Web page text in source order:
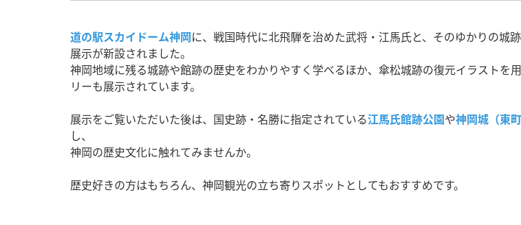
道の駅スカイドーム神岡に、戦国時代に北飛騨を治めた武将・江馬氏と、そのゆかりの城
展示が新設されました。
神岡地域に残る城跡や館跡の歴史をわかりやすく学べるほか、傘松城跡の復元イラストを
リーも展示されています。
展示をご覧いただいた後は、国史跡・名勝に指定されている江馬氏館跡公園や神岡城（東町
し、
神岡の歴史文化に触れてみませんか。
歴史好きの方はもちろん、神岡観光の立ち寄りスポットとしてもおすすめです。